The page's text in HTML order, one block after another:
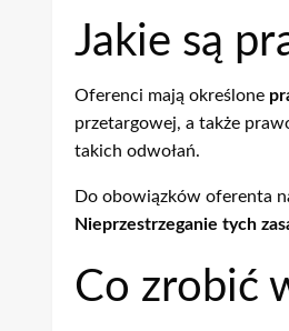
Jakie są
Oferenci mają określone
przetargowej, a także
takich odwołań.
Do obowiązków oferenta
Nieprzestrzeganie tych
Co zrobić